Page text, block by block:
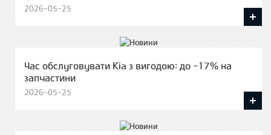
2026-05-25
Час обслуговувати Kia з вигодою: до -17% на
запчастини
2026-05-25